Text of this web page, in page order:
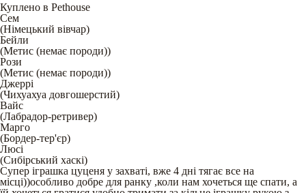
Куплено в Pethouse
Сем
(Німецький вівчар)
Бейли
(Метис (немає породи))
Рози
(Метис (немає породи))
Джеррі
(Чихуахуа довгошерстий)
Вайс
(Лабрадор-ретривер)
Марго
(Бордер-тер'єр)
Люсі
(Сибірський хаскі)
Супер іграшка цуценя у захваті, вже 4 дні тягає все на
місці))особливо добре для ранку ,коли нам хочеться ще спати, а